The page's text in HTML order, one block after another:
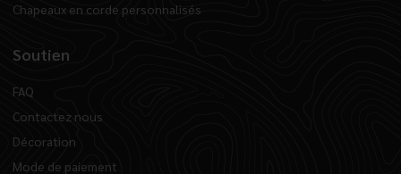
Chapeaux en corde personnalisés
Soutien
FAQ
Contactez nous
Décoration
Mode de paiement